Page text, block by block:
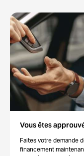
Vous êtes
Faites votre demande
financement